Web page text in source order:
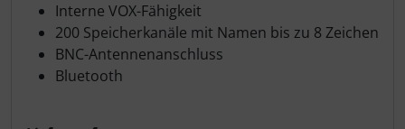
Interne VOX-Fähigkeit
200 Speicherkanäle mit Namen bis zu 8 Zeichen
BNC-Antennenanschluss
Bluetooth